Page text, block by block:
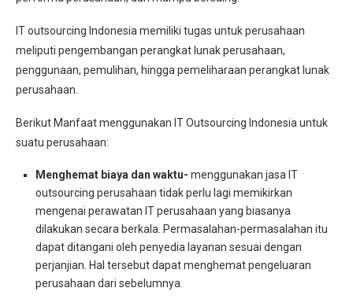
IT outsourcing Indonesia memiliki tugas untuk perusahaan
meliputi pengembangan perangkat lunak perusahaan,
penggunaan, pemulihan, hingga pemeliharaan perangkat lunak
perusahaan.
Berikut Manfaat menggunakan IT Outsourcing Indonesia untuk
suatu perusahaan:
Menghemat biaya dan waktu- menggunakan jasa IT
outsourcing perusahaan tidak perlu lagi memikirkan
mengenai perawatan IT perusahaan yang biasanya
dilakukan secara berkala. Permasalahan-permasalahan itu
dapat ditangani oleh penyedia layanan sesuai dengan
perjanjian. Hal tersebut dapat menghemat pengeluaran
perusahaan dari sebelumnya.